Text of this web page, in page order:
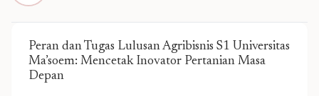
Peran dan Tugas Lulusan Agribisnis S1 Universitas
Ma’soem: Mencetak Inovator Pertanian Masa
Depan